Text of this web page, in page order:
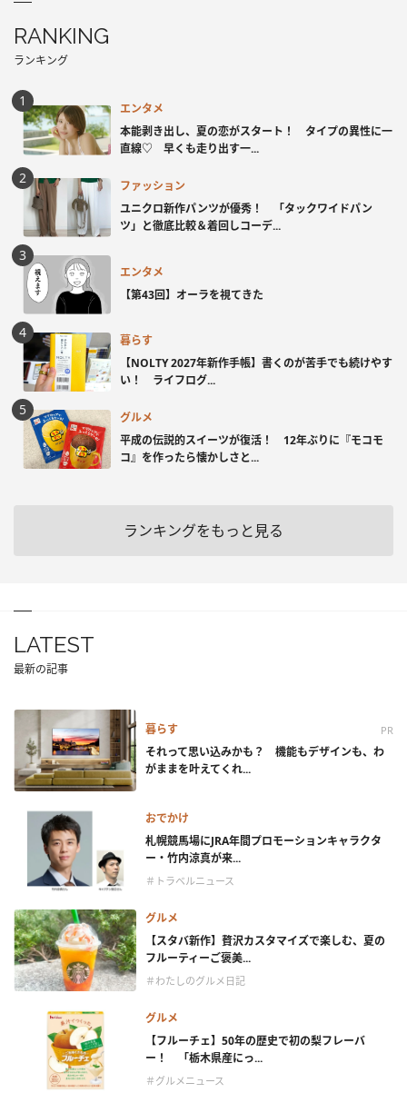
RANKING
ランキング
エンタメ
本能剥き出し、夏の恋がスタート！ タイプの異性に一
直線♡ 早くも走り出す一...
ファッション
ユニクロ新作パンツが優秀！ 「タックワイドパン
ツ」と徹底比較＆着回しコーデ...
エンタメ
【第43回】オーラを視てきた
暮らす
【NOLTY 2027年新作手帳】書くのが苦手でも続けやす
い！ ライフログ...
グルメ
平成の伝説的スイーツが復活！ 12年ぶりに『モコモ
コ』を作ったら懐かしさと...
ランキングをもっと見る
LATEST
最新の記事
暮らす PR
それって思い込みかも？ 機能もデザインも、わ
がままを叶えてくれ...
おでかけ
札幌競馬場にJRA年間プロモーションキャラクタ
ー・竹内涼真が来...
＃トラベルニュース
グルメ
【スタバ新作】贅沢カスタマイズで楽しむ、夏の
フルーティーご褒美...
＃わたしのグルメ日記
グルメ
【フルーチェ】50年の歴史で初の梨フレーバ
ー！ 「栃木県産にっ...
＃グルメニュース